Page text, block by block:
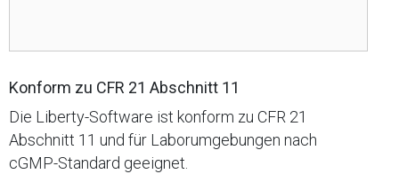
Konform zu CFR 21 Abschnitt 11
Die Liberty-Software ist konform zu CFR 21
Abschnitt 11 und für Laborumgebungen nach
cGMP-Standard geeignet.